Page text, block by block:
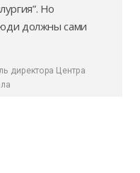
Но
должны сами
директора Центра